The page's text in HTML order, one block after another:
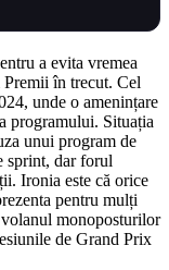
a evita vremea
în trecut. Cel
unde o amenințare
programului. Situația
unui program de
sprint, dar forul
Ironia este că orice
pentru mulți
monoposturilor
de Grand Prix